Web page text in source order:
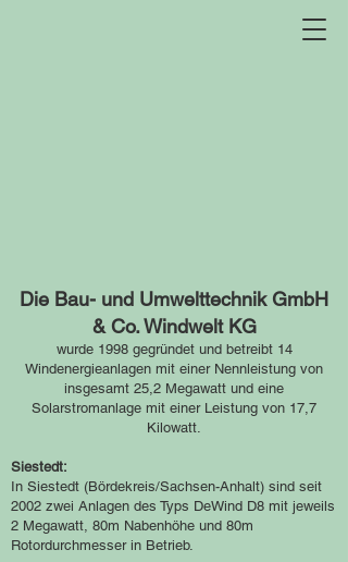
Die Bau- und Umwelttechnik GmbH
& Co. Windwelt KG
wurde 1998 gegründet und betreibt 14
Windenergieanlagen mit einer Nennleistung von
insgesamt 25,2 Megawatt und eine
Solarstromanlage mit einer Leistung von 17,7
Kilowatt.
Siestedt:
In Siestedt (Bördekreis/Sachsen-Anhalt) sind seit
2002 zwei Anlagen des Typs DeWind D8 mit jeweils
2 Megawatt, 80m Nabenhöhe und 80m
Rotordurchmesser in Betrieb.